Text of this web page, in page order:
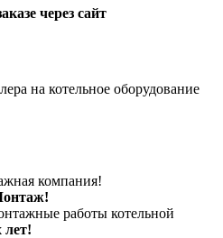
через сайт
на котельное оборудование
компания!
работы котельной
лет!